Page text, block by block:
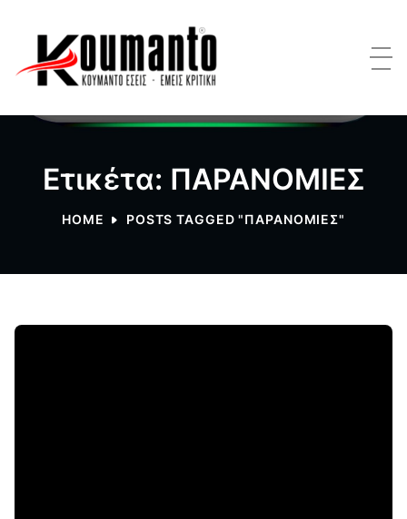
Ετικέτα: ΠΑΡΑΝΟΜΙΕΣ
HOME POSTS TAGGED "ΠΑΡΑΝΟΜΙΕΣ"